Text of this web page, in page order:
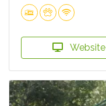
Website